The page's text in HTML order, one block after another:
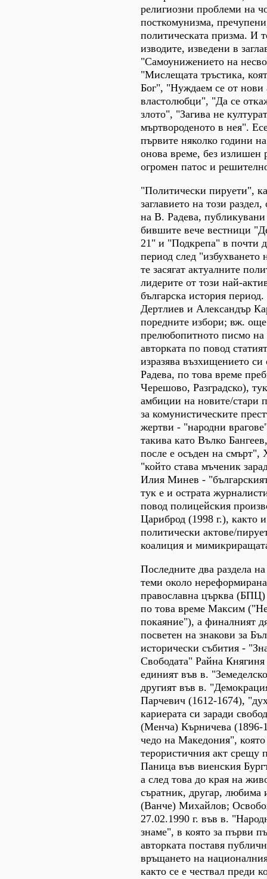
религиозни проблеми на
посткомунизма,
политическата призма. И
изводите, изведени в
"Самоунижението на
"Мислещата тръстика,
Бог", "Нуждаем се от нови
властолюбци", "Да се
злото", "Загива не
мъртвороденото в нея".
първите няколко години
онова време, без излишен
огромен патос и
"Политически пируети",
заглавието на този
на В. Радева,
бившите вече вестници
21" и "Подкрепа" в почти
период след "избухването
те засягат актуалните
лидерите от този най-
българска история
Дертлиев и Александър
поредните избори; вж.
прелюбопитното писмо
авторката по повод
изразява възхищението
Радева, по това време
Черешово, Разградско),
амбиции на новите/стари
за комунистическите
жертви - "народни
такива като Вълко
после е осъден на смърт",
"който става мъченик
Илия Минев -
тук е и острата
повод полицейския
Цариброд (1998 г.), както
политически актове/
коалиция и
Последните два раздела
теми около
православна църква
по това време Максим
покаяние"), а финалният
посветен на знакови за
исторически събития -
Свободата" Райна Княгиня
единият във в.
другият във в.
Парчевич (1612-1674),
кариерата си заради
(Менча) Кърничева (1896-
чедо на Македония",
терористичния акт срещу
Паница във виенския
а след това до края на
съратник, другар, любима
(Ванче) Михайлов;
27.02.1990 г. във в.
знаме", в която за първи
авторката поставя
връщането на
както се е чествал преди